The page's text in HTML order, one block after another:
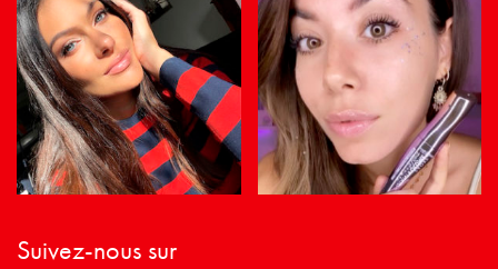
Suivez-nous sur